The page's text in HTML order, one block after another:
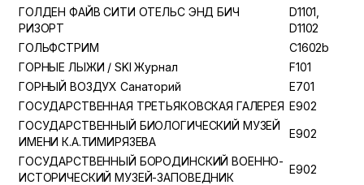
ГОЛДЕН ФАЙВ СИТИ ОТЕЛЬС ЭНД БИЧ
РИЗОРТ
D1101,
D1102
ГОЛЬФСТРИМ
C1602b
ГОРНЫЕ ЛЫЖИ / SKI Журнал
F101
ГОРНЫЙ ВОЗДУХ Санаторий
E701
ГОСУДАРСТВЕННАЯ ТРЕТЬЯКОВСКАЯ ГАЛЕРЕЯ E902
ГОСУДАРСТВЕННЫЙ БИОЛОГИЧЕСКИЙ МУЗЕЙ
ИМЕНИ К.А.ТИМИРЯЗЕВА
E902
ГОСУДАРСТВЕННЫЙ БОРОДИНСКИЙ ВОЕННО-
ИСТОРИЧЕСКИЙ МУЗЕЙ-ЗАПОВЕДНИК
E902